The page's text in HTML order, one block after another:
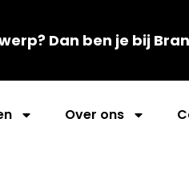
Dan ben je bij
Over ons